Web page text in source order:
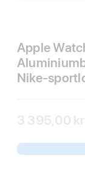
Apple
Nike-
3 395,00 kr